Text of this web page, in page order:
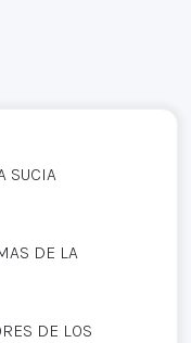
SUCIA
DE LA
DE LOS